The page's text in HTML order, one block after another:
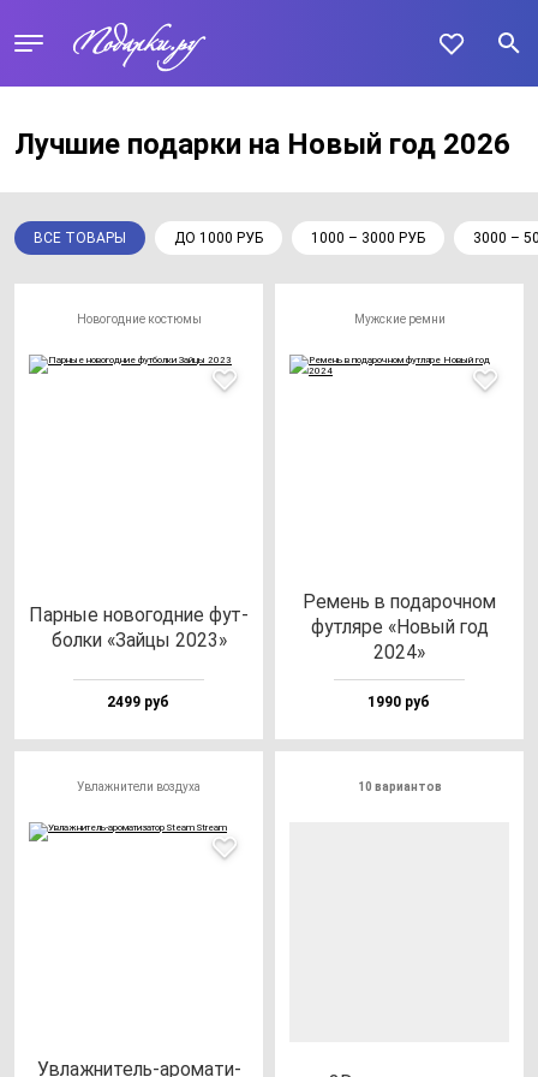
Лучшие подарки на Новый год 2026
ВСЕ ТОВАРЫ ДО 1000 РУБ 1000 – 3000 РУБ 3000 –
Новогодние костюмы
Пар­ные но­во­год­ние фут­
бол­ки «Зай­цы 2023»
2499 руб
Мужские ремни
Ремень в по­да­роч­ном
фут­ля­ре «Новый год
2024»
1990 руб
Увлажнители воздуха
Увлаж­ни­тель-аро­ма­ти­
10 вариантов